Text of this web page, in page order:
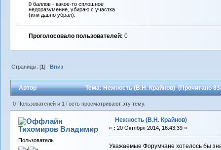
0 баллов - какое-то сплошное
недоразумение, убираю с участка
(или давно убрал).
Проголосовало пользователей: 0
Страницы: [1]Вниз
Автор Тема: Нежность (В.Н. Крайнов) (Прочитано
0 Пользователей и 1 Гость просматривают эту тему.
Тихомиров Владимир
Пользователь
Нежность (В.Н. Крайнов)
« : 20 Октября 2014, 16:43:39 »
Уважаемые Форумчане хотелось бы